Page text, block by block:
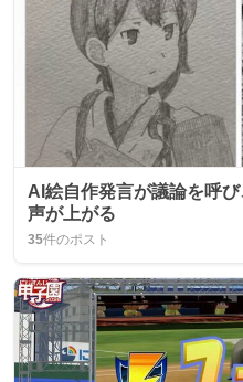
AI絵自作発言が議論を呼
声が上がる
35件のポスト